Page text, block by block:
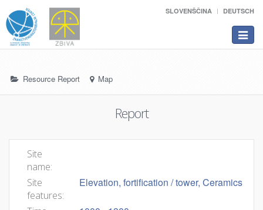
SLOVENŠČINA DEUTSCH
Toggle
Resource Report Map
Report
Site
name:
Site
features:
Elevation, fortification / tower, Ceramics